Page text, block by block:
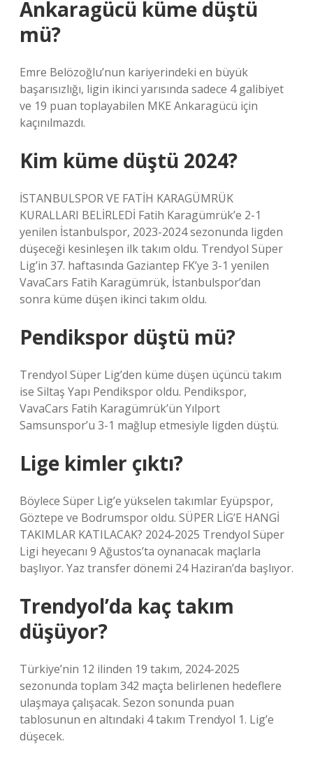
Ankaragücü küme düştü
mü?
Emre Belözoğlu’nun kariyerindeki en büyük
başarısızlığı, ligin ikinci yarısında sadece 4 galibiyet
ve 19 puan toplayabilen MKE Ankaragücü için
kaçınılmazdı.
Kim küme düştü 2024?
İSTANBULSPOR VE FATİH KARAGÜMRÜK
KURALLARI BELİRLEDİ Fatih Karagümrük’e 2-1
yenilen İstanbulspor, 2023-2024 sezonunda ligden
düşeceği kesinleşen ilk takım oldu. Trendyol Süper
Lig’in 37. haftasında Gaziantep FK’ye 3-1 yenilen
VavaCars Fatih Karagümrük, İstanbulspor’dan
sonra küme düşen ikinci takım oldu.
Pendikspor düştü mü?
Trendyol Süper Lig’den küme düşen üçüncü takım
ise Siltaş Yapı Pendikspor oldu. Pendikspor,
VavaCars Fatih Karagümrük’ün Yılport
Samsunspor’u 3-1 mağlup etmesiyle ligden düştü.
Lige kimler çıktı?
Böylece Süper Lig’e yükselen takımlar Eyüpspor,
Göztepe ve Bodrumspor oldu. SÜPER LİG’E HANGİ
TAKIMLAR KATILACAK? 2024-2025 Trendyol Süper
Ligi heyecanı 9 Ağustos’ta oynanacak maçlarla
başlıyor. Yaz transfer dönemi 24 Haziran’da başlıyor.
Trendyol’da kaç takım
düşüyor?
Türkiye’nin 12 ilinden 19 takım, 2024-2025
sezonunda toplam 342 maçta belirlenen hedeflere
ulaşmaya çalışacak. Sezon sonunda puan
tablosunun en altındaki 4 takım Trendyol 1. Lig’e
düşecek.